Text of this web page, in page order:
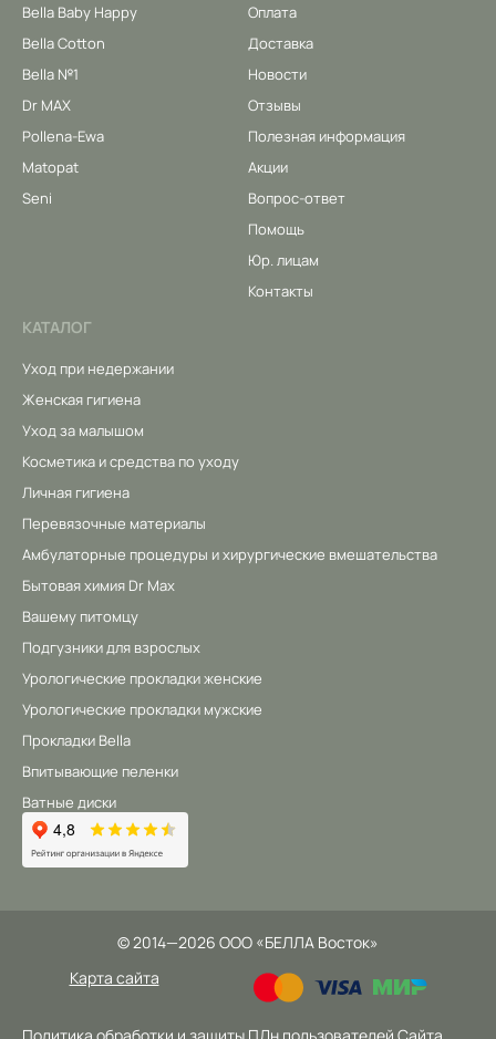
Bella Baby Happy
Bella Cotton
Bella №1
Dr MAX
Pollena-Ewa
Matopat
Seni
Оплата
Доставка
Новости
Отзывы
Полезная информация
Акции
Вопрос-ответ
Помощь
Юр. лицам
Контакты
КАТАЛОГ
Уход при недержании
Женская гигиена
Уход за малышом
Косметика и средства по уходу
Личная гигиена
Перевязочные материалы
Амбулаторные процедуры и хирургические вмешательства
Бытовая химия Dr Max
Вашему питомцу
Подгузники для взрослых
Урологические прокладки женские
Урологические прокладки мужские
Прокладки Bella
Впитывающие пеленки
Ватные диски
©2014—2026 ООО «БЕЛЛА Восток»
Карта сайта
Политика обработки и защиты ПДн пользователей Сайта